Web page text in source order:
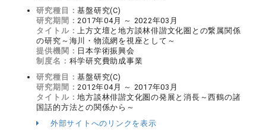
研究種目：基盤研究(C)
研究期間：2017年04月 ～ 2022年03月
タイトル：上方文壇と地方談林俳諧文化圏との繋属関係
の研究～海川・物流網を視座として～
提供機関： 日本学術振興会
制度名： 科学研究費助成事業
研究種目：基盤研究(C)
研究期間：2012年04月 ～ 2017年03月
タイトル：地方談林俳諧文化圏の発展と消長～西鶴の諸
国話的方法との関係から～
外部サイトへのリンクを表示